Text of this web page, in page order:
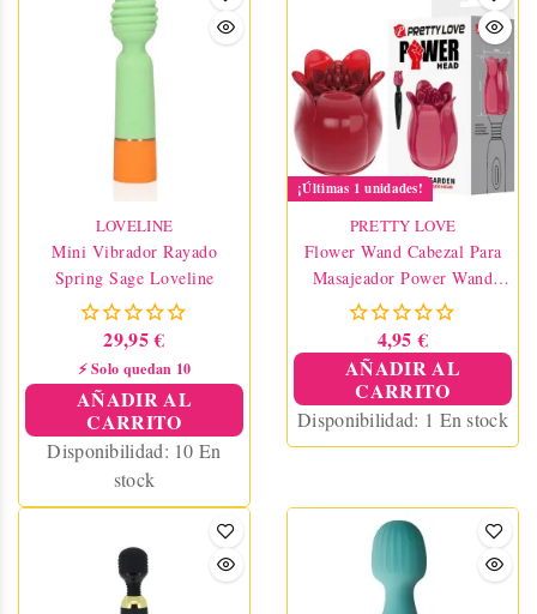
LOVELINE
Mini Vibrador Rayado
Spring Sage Loveline
29,95 €
⚡ Solo quedan 10
AÑADIR AL
CARRITO
Disponibilidad: 10 En
stock
¡Últimas 1 unidades!
PRETTY LOVE
Flower Wand Cabezal Para
Masajeador Power Wand
Rojo
4,95 €
AÑADIR AL
CARRITO
Disponibilidad: 1 En stock